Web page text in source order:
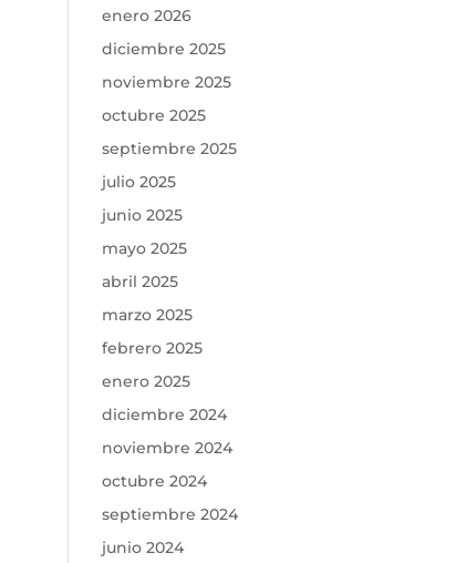
enero 2026
diciembre 2025
noviembre 2025
octubre 2025
septiembre 2025
julio 2025
junio 2025
mayo 2025
abril 2025
marzo 2025
febrero 2025
enero 2025
diciembre 2024
noviembre 2024
octubre 2024
septiembre 2024
junio 2024